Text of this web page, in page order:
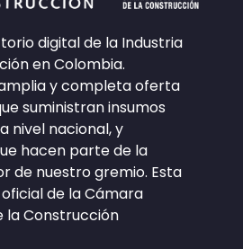
digital de la Industria
en Colombia.
y completa oferta
suministran insumos
nivel nacional, y
hacen parte de la
de nuestro gremio. Esta
de la Cámara
la Construcción